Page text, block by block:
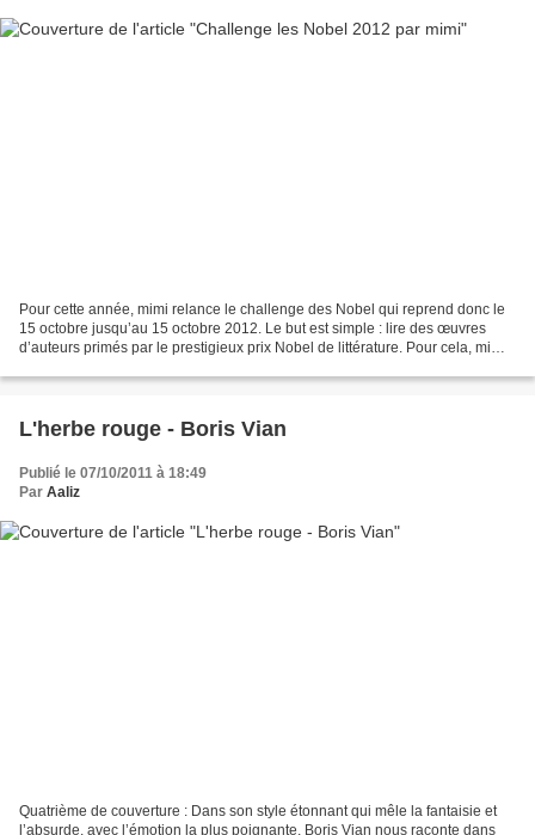
Pour cette année, mimi relance le challenge des Nobel qui reprend donc le
15 octobre jusqu’au 15 octobre 2012. Le but est simple : lire des œuvres
d’auteurs primés par le prestigieux prix Nobel de littérature. Pour cela, mimi
L'herbe rouge - Boris Vian
Publié le 07/10/2011 à 18:49
Par Aaliz
Quatrième de couverture : Dans son style étonnant qui mêle la fantaisie et
l’absurde, avec l’émotion la plus poignante, Boris Vian nous raconte dans